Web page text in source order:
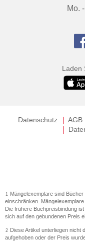
Mo.
Laden
Datenschutz AGB
1
Mängelexemplare sind
einschränken.
Die frühere Buchpreisbindung
sich auf den gebundenen Preis
2 Diese Artikel unterliegen nicht
aufgehoben oder der Preis